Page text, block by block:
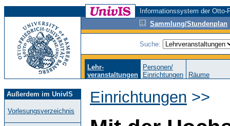
Informationssystem der
Sammlung/Stundenplan
Suche:
Lehr-
veranstaltungen
Personen/
Einrichtungen
Räume
Außerdem im UnivIS
Vorlesungsverzeichnis
Einrichtungen >>